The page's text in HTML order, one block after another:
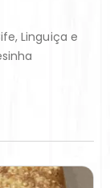
Linguiça e